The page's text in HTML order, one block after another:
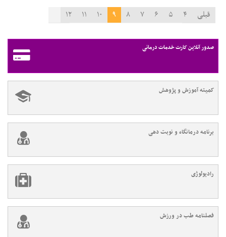
قبلی ۴ ۵ ۶ ۷ ۸ ۹ ۱۰ ۱۱
۱۲
صدور آنلاین کارت خدمات درمانی
کمیته آموزش و پژوهش
برنامه درمانگاه و نوبت دهی
رادیولوژی
فصلنامه طب در ورزش